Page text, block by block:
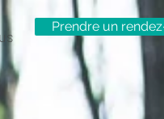
Prendre un